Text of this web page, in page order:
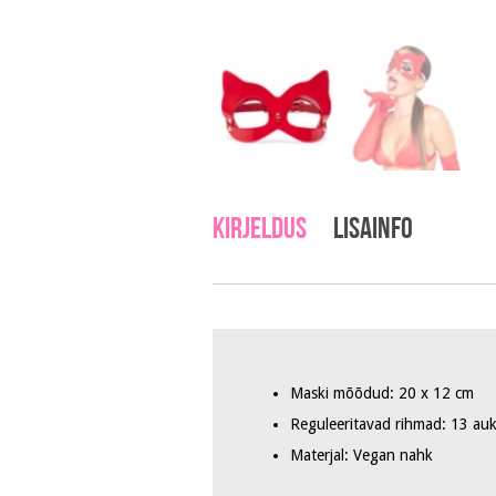
Kirjeldus Lisainfo
Maski mõõdud: 20 x 12 cm
Reguleeritavad rihmad: 13
Materjal: Vegan nahk